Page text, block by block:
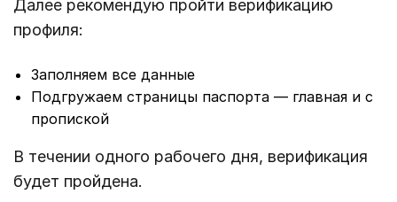
Далее рекомендую пройти верификацию
профиля:
Заполняем все данные
Подгружаем страницы паспорта — главная и с
пропиской
В течении одного рабочего дня, верификация
будет пройдена.